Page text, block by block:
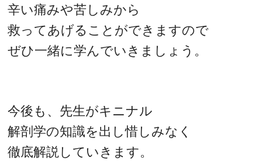
辛い痛みや苦しみから
救ってあげることができますので
ぜひ一緒に学んでいきましょう。
今後も、先生がキニナル
解剖学の知識を出し惜しみなく
徹底解説していきます。